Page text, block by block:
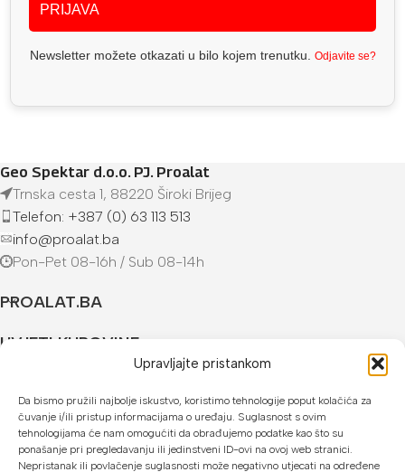
Upravljajte pristankom
Da bismo pružili najbolje iskustvo, koristimo tehnologije poput kolačića za
čuvanje i/ili pristup informacijama o uređaju. Suglasnost s ovim
tehnologijama će nam omogućiti da obrađujemo podatke kao što su
ponašanje pri pregledavanju ili jedinstveni ID-ovi na ovoj web stranici.
Nepristanak ili povlačenje suglasnosti može negativno utjecati na određene
PRIJAVA
Newsletter možete otkazati u bilo kojem trenutku. Odjavite se?
Geo Spektar d.o.o. PJ. Proalat
Trnska cesta 1, 88220 Široki Brijeg
Telefon: +387 (0) 63 113 513
info@proalat.ba
Pon-Pet 08-16h / Sub 08-14h
PROALAT.BA
UVJETI KUPOVINE
U našoj web trgovini možete platiti:
Kreditnim karticama jednokratno ili do 24 rate